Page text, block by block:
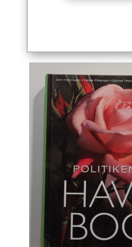
Design
Drikkevare / Øl / Vin
Engelsk
Erhverv
Fantasy / Sciencefiction
Filosofi
Håndarbejde
Håndværk